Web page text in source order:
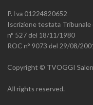
P. Iva 01224820652
Iscrizione testata Tribunale
n° 527 del 18/11/1980
ROC n° 9073 del 29/08/
Copyright © TVOGGI
All rights reserved.